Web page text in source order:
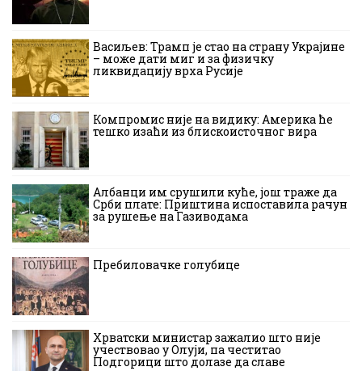
Васиљев: Трамп је стао на страну Украјине
– може дати миг и за физичку
ликвидацију врха Русије
Компромис није на видику: Америка ће
тешко изаћи из блискоисточног вира
Албанци им срушили куће, још траже да
Срби плате: Приштина испоставила рачун
за рушење на Газиводама
Пребиловачке голубице
Хрватски министар зажалио што није
учествовао у Олуји, па честитао
Подгорици што долазе да славе